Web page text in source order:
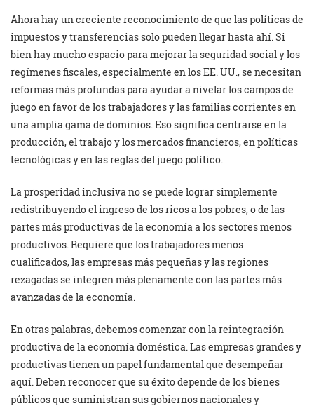
Ahora hay un creciente reconocimiento de que las políticas de
impuestos y transferencias solo pueden llegar hasta ahí. Si
bien hay mucho espacio para mejorar la seguridad social y los
regímenes fiscales, especialmente en los EE. UU., se necesitan
reformas más profundas para ayudar a nivelar los campos de
juego en favor de los trabajadores y las familias corrientes en
una amplia gama de dominios. Eso significa centrarse en la
producción, el trabajo y los mercados financieros, en políticas
tecnológicas y en las reglas del juego político.
La prosperidad inclusiva no se puede lograr simplemente
redistribuyendo el ingreso de los ricos a los pobres, o de las
partes más productivas de la economía a los sectores menos
productivos. Requiere que los trabajadores menos
cualificados, las empresas más pequeñas y las regiones
rezagadas se integren más plenamente con las partes más
avanzadas de la economía.
En otras palabras, debemos comenzar con la reintegración
productiva de la economía doméstica. Las empresas grandes y
productivas tienen un papel fundamental que desempeñar
aquí. Deben reconocer que su éxito depende de los bienes
públicos que suministran sus gobiernos nacionales y